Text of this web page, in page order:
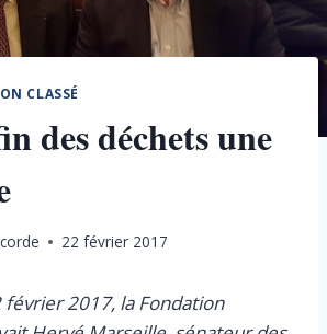
CLASSÉ
des déchets une
22 février 2017
2017, la Fondation